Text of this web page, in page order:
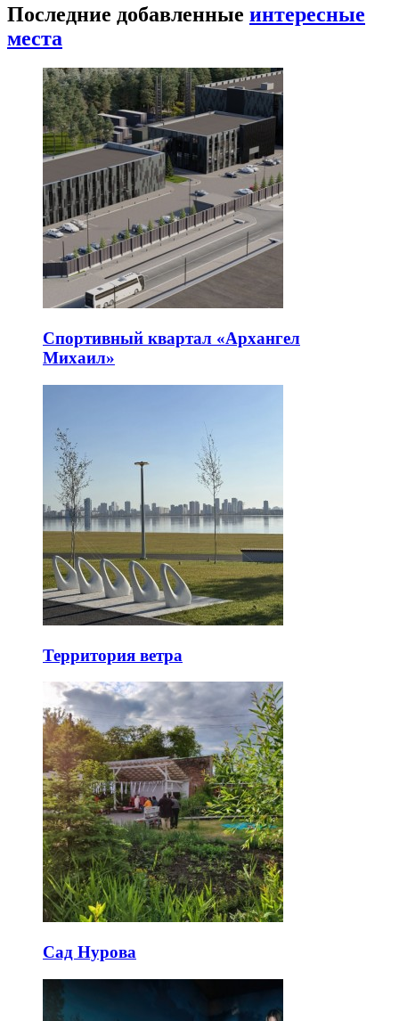
Последние добавленные интересные
места
Спортивный квартал «Архангел
Михаил»
Территория ветра
Сад Нурова